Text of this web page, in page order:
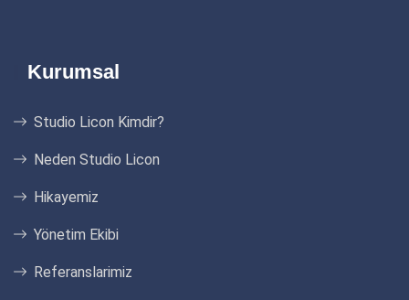
Kurumsal
Studio Licon Kimdir?
Neden Studio Licon
Hikayemiz
Yönetim Ekibi
Referanslarimiz